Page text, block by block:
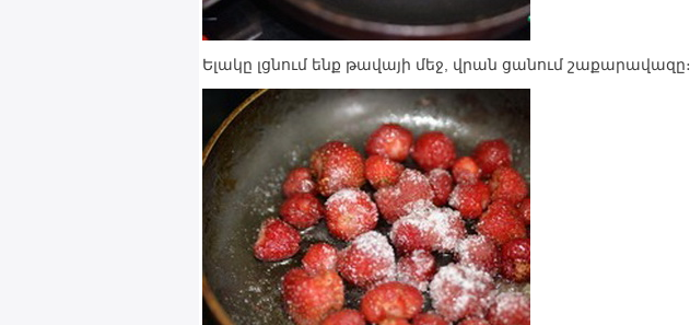
Ելակը լցնում ենք թավայի մեջ, վրան ցանում շաքարավազը։